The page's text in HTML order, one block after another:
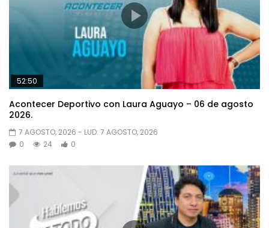
52:50
Acontecer Deportivo con Laura Aguayo – 06 de agosto
2026.
7 AGOSTO, 2026 - LUD: 7 AGOSTO, 2026
0
24 0